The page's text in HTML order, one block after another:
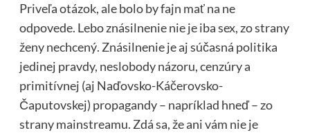
Priveľa otázok, ale bolo by fajn mať na ne
odpovede. Lebo znásilnenie nie je iba sex, zo strany
ženy nechcený. Znásilnenie je aj súčasná politika
jedinej pravdy, neslobody názoru, cenzúry a
primitívnej (aj Naďovsko-Káčerovsko-
Čaputovskej) propagandy – napríklad hneď – zo
strany mainstreamu. Zdá sa, že ani vám nie je